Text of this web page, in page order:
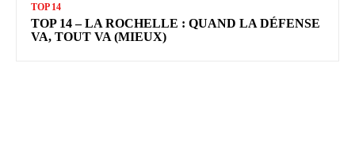
TOP 14
TOP 14 – LA ROCHELLE : QUAND LA DÉFENSE
VA, TOUT VA (MIEUX)